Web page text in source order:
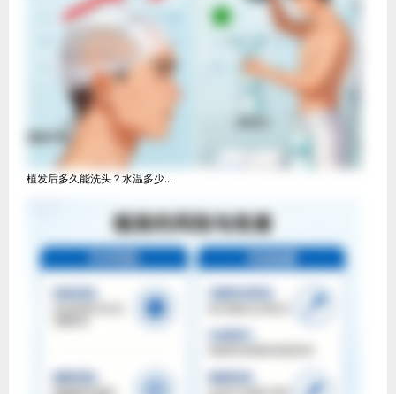
植发后多久能洗头？水温多少...